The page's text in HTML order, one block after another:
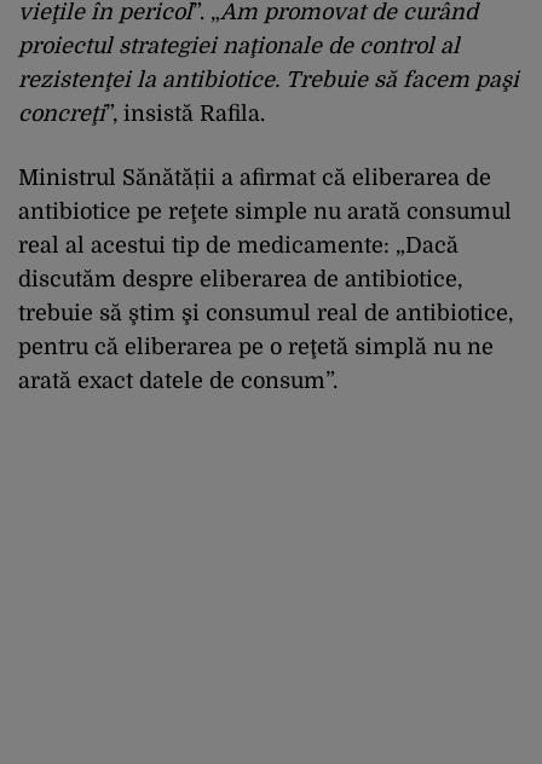
vieţile în pericol”. „Am promovat de curând
proiectul strategiei naţionale de control al
rezistenţei la antibiotice. Trebuie să facem paşi
concreţi”, insistă Rafila.
Ministrul Sănătății a afirmat că eliberarea de
antibiotice pe reţete simple nu arată consumul
real al acestui tip de medicamente: „Dacă
discutăm despre eliberarea de antibiotice,
trebuie să ştim şi consumul real de antibiotice,
pentru că eliberarea pe o reţetă simplă nu ne
arată exact datele de consum”.